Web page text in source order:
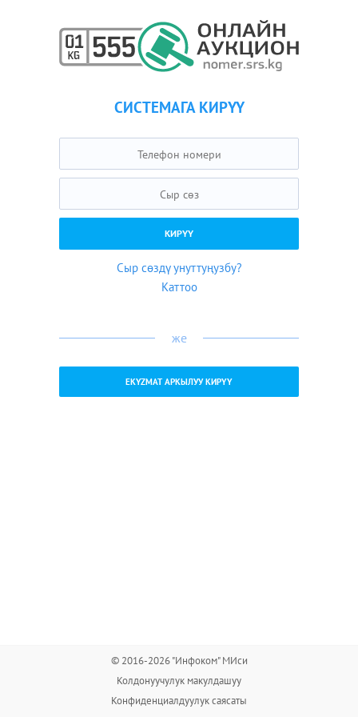
СИСТЕМАГА КИРҮҮ
Сыр сөздү унуттуңузбу?
Каттоо
же
EKYZMAT АРКЫЛУУ КИРҮҮ
© 2016-2026 "Инфоком" МИси
Колдонуучулук макулдашуу
Конфиденциалдуулук саясаты